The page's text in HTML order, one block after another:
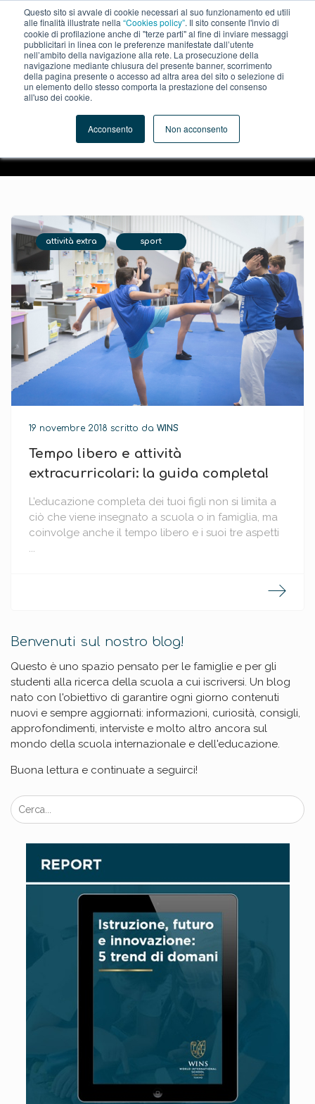
Questo sito si avvale di cookie necessari al suo funzionamento ed utili
alle finalità illustrate nella “Cookies policy”. Il sito consente l'invio di
cookie di profilazione anche di "terze parti" al fine di inviare messaggi
pubblicitari in linea con le preferenze manifestate dall’utente
nell’ambito della navigazione alla rete. La prosecuzione della
navigazione mediante chiusura del presente banner, scorrimento
della pagina presente o accesso ad altra area del sito o selezione di
un elemento dello stesso comporta la prestazione del consenso
all'uso dei cookie.
Acconsento Non acconsento
attività extra sport
19 novembre 2018 scritto da WINS
Tempo libero e attività
extracurricolari: la guida completa!
L’educazione completa dei tuoi figli non si limita a
ciò che viene insegnato a scuola o in famiglia, ma
coinvolge anche il tempo libero e i suoi tre aspetti
Benvenuti sul nostro blog!
Questo è uno spazio pensato per le famiglie e per gli
studenti alla ricerca della scuola a cui iscriversi. Un blog
nato con l'obiettivo di garantire ogni giorno contenuti
nuovi e sempre aggiornati: informazioni, curiosità, consigli,
approfondimenti, interviste e molto altro ancora sul
mondo della scuola internazionale e dell'educazione.
Buona lettura e continuate a seguirci!
Informativa
Questo sito o gli strumenti terzi da questo utilizzati si avvalgono
di cookie necessari al funzionamento ed utili alle finalità illustrate
nella cookie policy. Se vuoi saperne di più o negare il consenso
a tutti o ad alcuni cookie, consulta la
Chiudendo questo banner, scorrendo questa pagina, cliccando
su un link o proseguendo la navigazione in altra maniera,
acconsenti all’uso dei cookie.